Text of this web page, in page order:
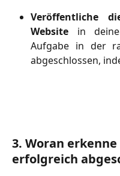
Veröffentliche
Website in
Aufgabe in der
abgeschlossen,
3. Woran
erfolgreich